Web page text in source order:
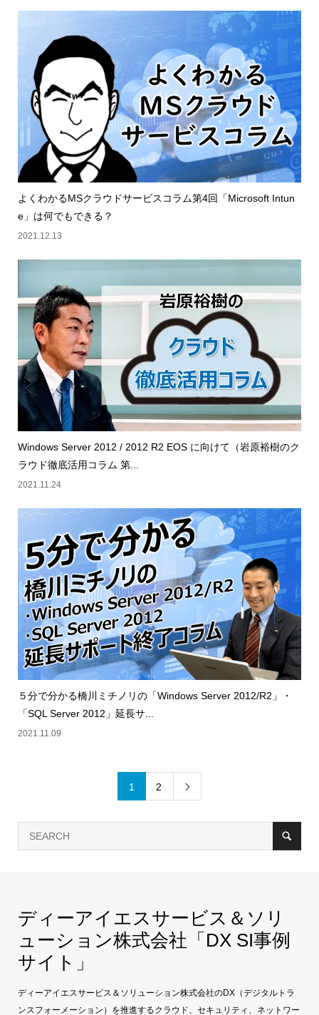
よくわかるMSクラウドサービスコラム第4回「Microsoft Intun
e」は何でもできる？
2021.12.13
Windows Server 2012 / 2012 R2 EOS に向けて（岩原裕樹のク
ラウド徹底活用コラム 第...
2021.11.24
５分で分かる橋川ミチノリの「Windows Server 2012/R2」・
「SQL Server 2012」延長サ...
2021.11.09
1 2 
ディーアイエスサービス＆ソリ
ューション株式会社「DX SI事例
サイト」
ディーアイエスサービス＆ソリューション株式会社のDX（デジタルトラ
ンスフォーメーション）を推進するクラウド、セキュリティ、ネットワー